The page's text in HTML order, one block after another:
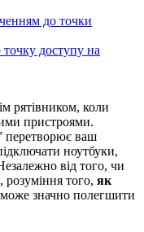
до точки
точку доступу на
рятівником, коли
пристроями.
перетворює ваш
ноутбуки,
від того, чи
того, як
значно полегшити